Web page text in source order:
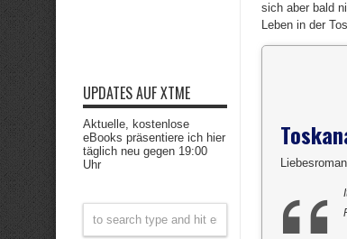
sich aber bald
Leben in der
UPDATES AUF XTME
Aktuelle, kostenlose
eBooks präsentiere ich hier
täglich neu gegen 19:00
Uhr